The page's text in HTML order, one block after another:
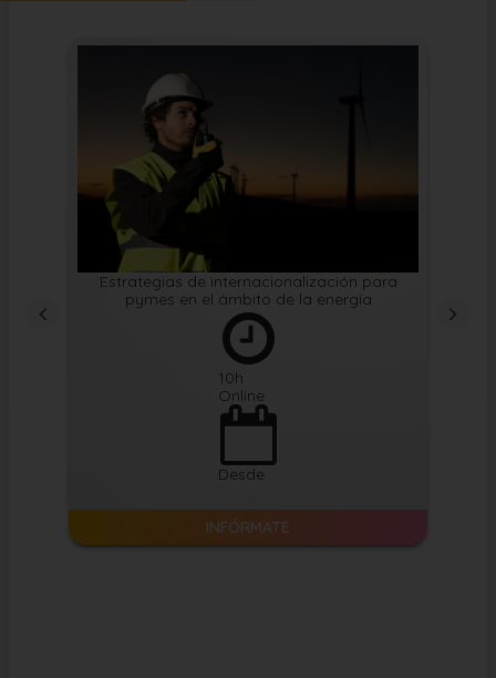
Estrategias de internacionalización para
pymes en el ámbito de la energía
10h
Online
Desde
INFÓRMATE